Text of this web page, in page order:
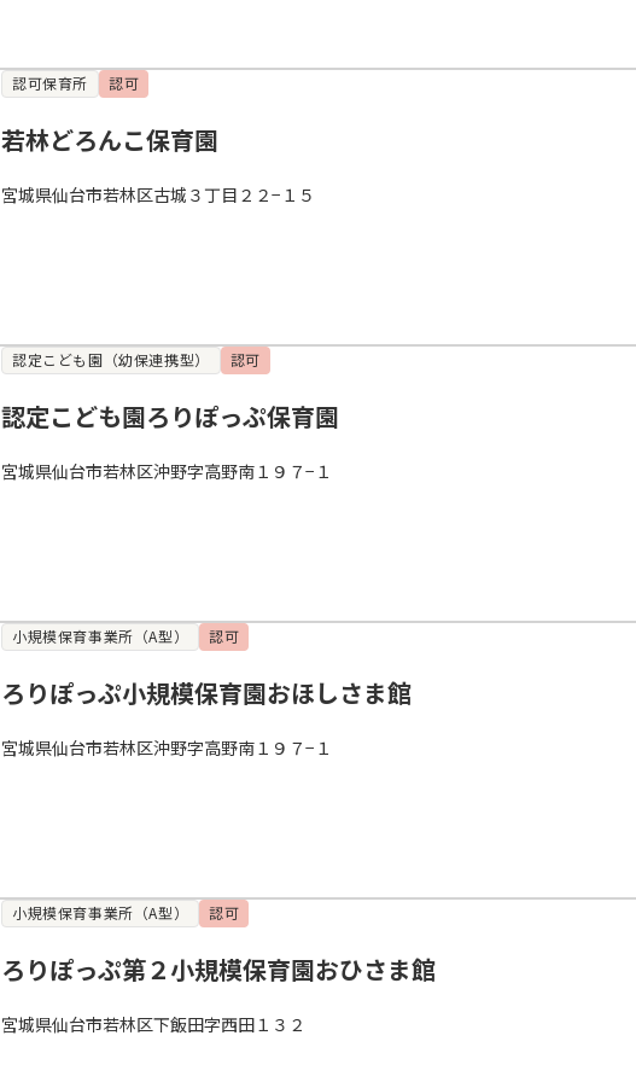
認可保育所 認可
若林どろんこ保育園
宮城県仙台市若林区古城３丁目２２−１５
認定こども園（幼保連携型） 認可
認定こども園ろりぽっぷ保育園
宮城県仙台市若林区沖野字高野南１９７−１
小規模保育事業所（A型） 認可
ろりぽっぷ小規模保育園おほしさま館
宮城県仙台市若林区沖野字高野南１９７−１
小規模保育事業所（A型） 認可
ろりぽっぷ第２小規模保育園おひさま館
宮城県仙台市若林区下飯田字西田１３２